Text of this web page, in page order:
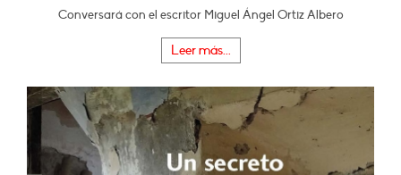
Conversará con el escritor Miguel Ángel Ortiz Albero
Leer más...